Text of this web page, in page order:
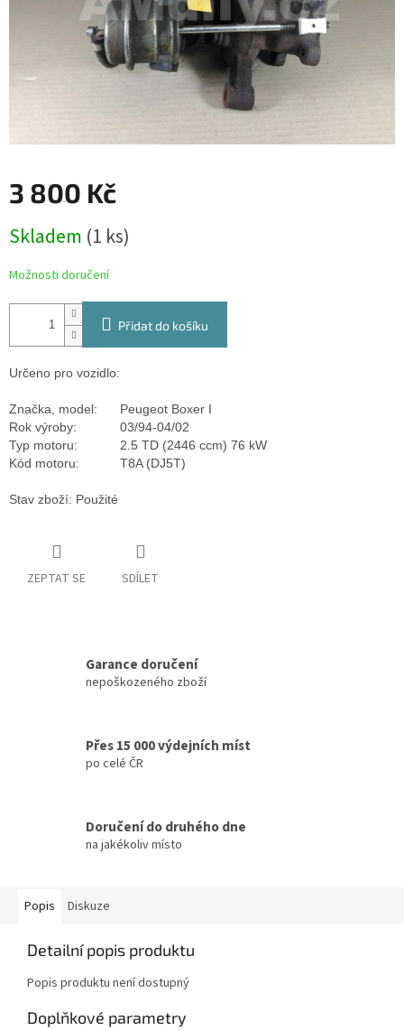
3 800 Kč
cena:
Skladem (1 ks)
Možnosti doručení
Přidat do košíku
Určeno pro vozidlo:
Značka, model:
Peugeot Boxer I
Rok výroby:
03/94-04/02
Typ motoru:
2.5 TD (2446 ccm) 76 kW
Kód motoru:
T8A (DJ5T)
Stav zboží: Použité
ZEPTAT SE SDÍLET
Garance doručení
nepoškozeného zboží
Přes 15 000 výdejních míst
po celé ČR
Doručení do druhého dne
na jakékoliv místo
Popis Diskuze
Detailní popis produktu
Popis produktu není dostupný
Doplňkové parametry